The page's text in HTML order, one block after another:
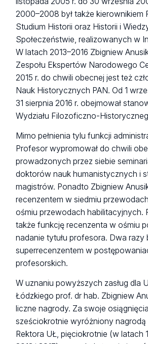
2000–2008 był także kierownikiem
Studium Historii oraz Historii i
Społeczeństwie, realizowanych w
W latach 2013–2016 Zbigniew
Zespołu Ekspertów Narodowego
2015 r. do chwili obecnej jest też
Nauk Historycznych PAN. Od 1
31 sierpnia 2016 r. obejmował
Wydziału Filozoficzno-
Mimo pełnienia tylu funkcji
Profesor wypromował do chwili
prowadzonych przez siebie
doktorów nauk humanistycznych i
magistrów. Ponadto Zbigniew
recenzentem w siedmiu
ośmiu przewodach habilitacyjnych.
także funkcję recenzenta w ośmiu
nadanie tytułu profesora. Dwa razy
superrecenzentem w
profesorskich.
W uznaniu powyższych zasług dla
Łódzkiego prof. dr hab. Zbigniew
liczne nagrody. Za swoje
sześciokrotnie wyróżniony nagrodą
Rektora UŁ, pięciokrotnie (w latach